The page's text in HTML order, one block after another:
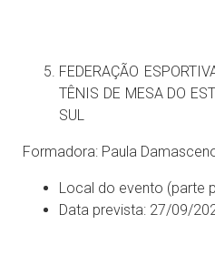
FEDERAÇÃO
TÊNIS DE MESA DO
SUL
Formadora: Paula
Local do evento (parte
Data prevista: 27/09/